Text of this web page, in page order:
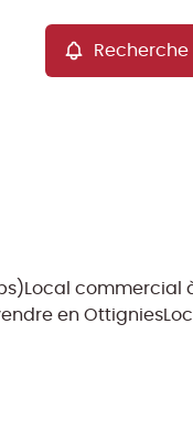
Recherche
Local commercial
en Ottignies